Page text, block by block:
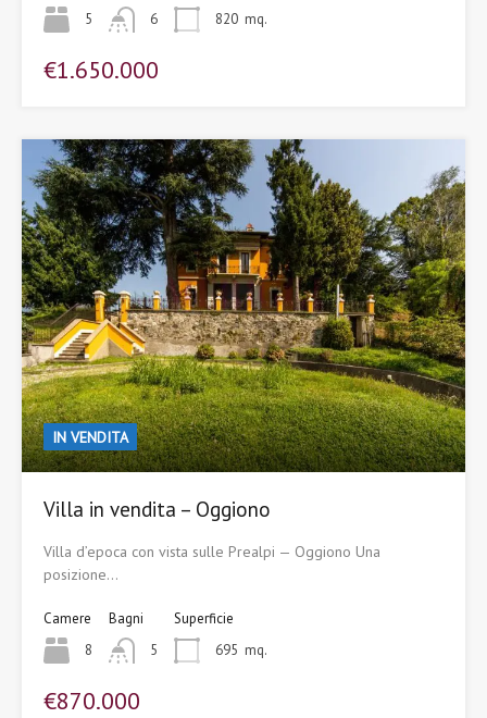
5 6 820 mq.
€1.650.000
IN VENDITA
Villa in vendita – Oggiono
Villa d’epoca con vista sulle Prealpi — Oggiono Una
posizione…
Camere
8
Bagni
5
Superficie
695 mq.
€870.000